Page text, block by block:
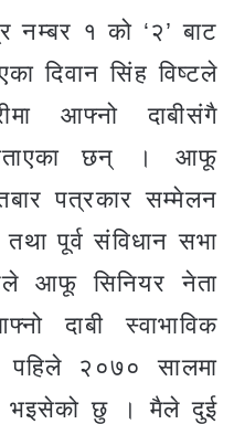
नम्बर १ को ‘२’ बाट
दिवान सिंह विष्टले
आफ्नो दाबीसंगै
छन् । आफू
पत्रकार सम्मेलन
पूर्व संविधान सभा
आफू सिनियर नेता
दाबी स्वाभाविक
२०७० सालमा
भइसेको छु । मैले दुई